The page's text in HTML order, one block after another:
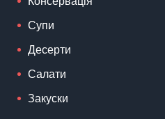
Супи
Десерти
Салати
Закуски